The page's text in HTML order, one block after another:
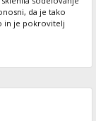
da je tako
in je pokrovitelj